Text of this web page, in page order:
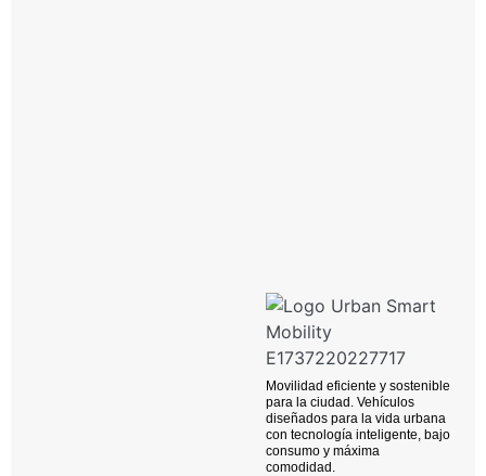
Movilidad eficiente y sostenible
para la ciudad. Vehículos
diseñados para la vida urbana
con tecnología inteligente, bajo
consumo y máxima
comodidad.